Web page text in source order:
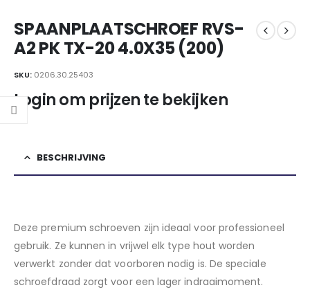
SPAANPLAATSCHROEF RVS-
A2 PK TX-20 4.0X35 (200)
SKU: 0206.30.25403
Login om prijzen te bekijken
BESCHRIJVING
Deze premium schroeven zijn ideaal voor professioneel
gebruik. Ze kunnen in vrijwel elk type hout worden
verwerkt zonder dat voorboren nodig is. De speciale
schroefdraad zorgt voor een lager indraaimoment.